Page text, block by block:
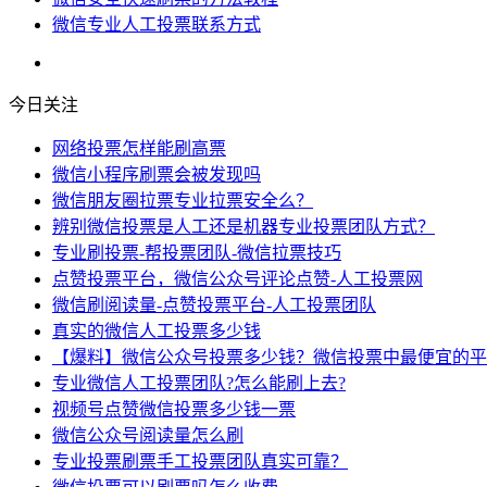
微信专业人工投票联系方式
今日关注
网络投票怎样能刷高票
微信小程序刷票会被发现吗
微信朋友圈拉票专业拉票安全么？
辨别微信投票是人工还是机器专业投票团队方式？
专业刷投票-帮投票团队-微信拉票技巧
点赞投票平台，微信公众号评论点赞-人工投票网
微信刷阅读量-点赞投票平台-人工投票团队
真实的微信人工投票多少钱
【爆料】微信公众号投票多少钱？微信投票中最便宜的
专业微信人工投票团队?怎么能刷上去?
视频号点赞微信投票多少钱一票
微信公众号阅读量怎么刷
专业投票刷票手工投票团队真实可靠？